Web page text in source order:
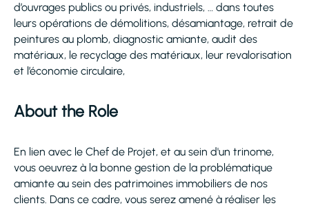
d’ouvrages publics ou privés, industriels, … dans toutes
leurs opérations de démolitions, désamiantage, retrait de
peintures au plomb, diagnostic amiante, audit des
matériaux, le recyclage des matériaux, leur revalorisation
et l’économie circulaire,
About the Role
En lien avec le Chef de Projet, et au sein d'un trinome,
vous oeuvrez à la bonne gestion de la problématique
amiante au sein des patrimoines immobiliers de nos
clients. Dans ce cadre, vous serez amené à réaliser les